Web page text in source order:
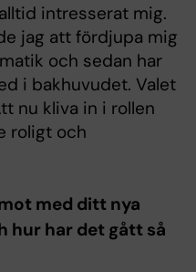
intresserat mig.
jag att fördjupa mig
och sedan har
i bakhuvudet. Valet
nu kliva in i rollen
roligt och
med ditt nya
hur har det gått så